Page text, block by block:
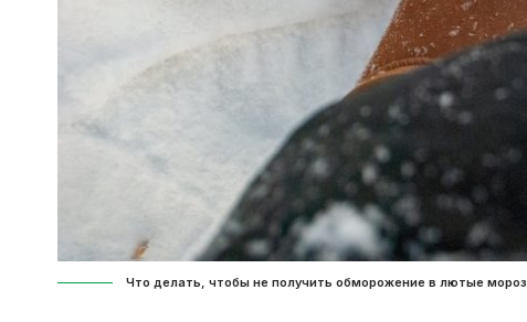
Что делать, чтобы не получить обморожение в лютые